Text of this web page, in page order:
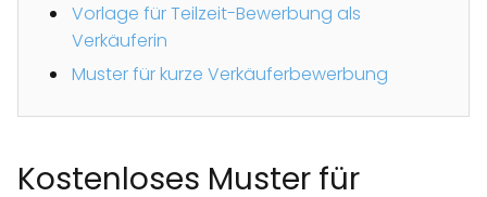
Vorlage für Teilzeit-Bewerbung als
Verkäuferin
Muster für kurze Verkäuferbewerbung
Kostenloses Muster für